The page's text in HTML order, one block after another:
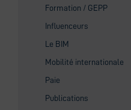
Formation / GEPP
Influenceurs
Le BIM
Mobilité internationale
Paie
Publications